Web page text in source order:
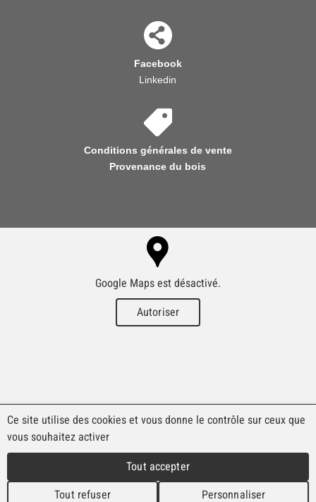
Facebook
Linkedin
Conditions générales de vente
Provenance du bois
Google Maps est désactivé.
Autoriser
Ce site utilise des cookies et vous donne le contrôle sur ceux que
vous souhaitez activer
Tout accepter
Tout refuser Personnaliser